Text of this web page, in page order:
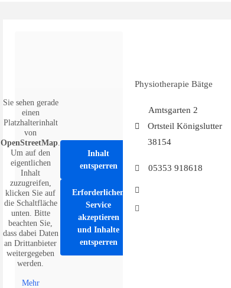
Sie sehen gerade
einen
Platzhalterinhalt
von
OpenStreetMap.
Um auf den
eigentlichen
Inhalt
zuzugreifen,
klicken Sie auf
die Schaltfläche
unten. Bitte
beachten Sie,
dass dabei Daten
an Drittanbieter
weitergegeben
werden.
Mehr
Inhalt
entsperren
Erforderlichen
Service
akzeptieren
und Inhalte
entsperren
Physiotherapie Bätge
Amtsgarten 2
Ortsteil Königslutter
38154
05353 918618